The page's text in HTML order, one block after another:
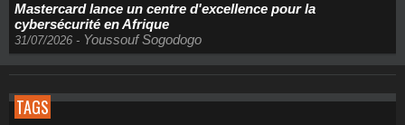
Mastercard lance un centre d'excellence pour la
cybersécurité en Afrique
31/07/2026 - Youssouf Sogodogo
TAGS